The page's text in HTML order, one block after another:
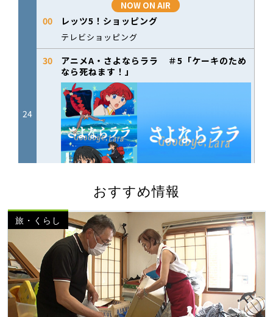
おすすめ情報
旅・くらし